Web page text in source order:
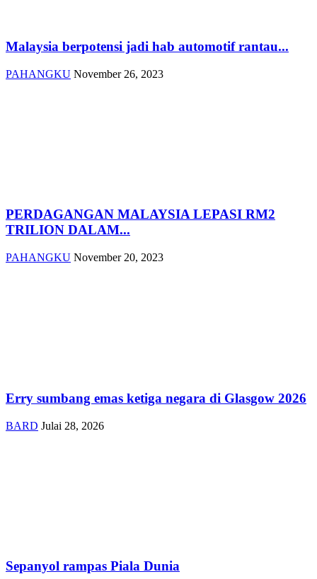
Malaysia berpotensi jadi hab automotif rantau...
PAHANGKU November 26, 2023
PERDAGANGAN MALAYSIA LEPASI RM2
TRILION DALAM...
PAHANGKU November 20, 2023
Erry sumbang emas ketiga negara di Glasgow 2026
BARD Julai 28, 2026
Sepanyol rampas Piala Dunia